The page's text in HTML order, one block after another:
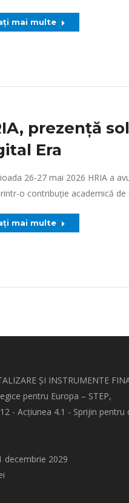
mai multe
prezență
Era
26-27 mai 2026 HRIA a
o contribuție academică
mai multe
ȘI INSTRUMENTE
pentru Europa – STEP,
- Acțiunea 4.1 - Sprijin
decembrie 2029